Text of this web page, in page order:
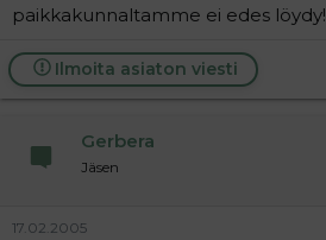
paikkakunnaltamme ei edes löydy!
Ilmoita asiaton viesti
Gerbera
Jäsen
17.02.2005